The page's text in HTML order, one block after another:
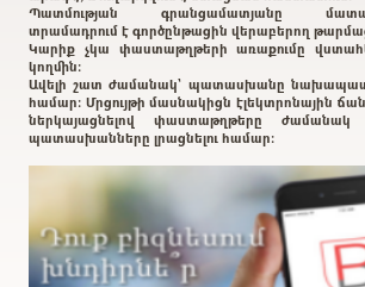
Պատմության գրանցամատյանը
տրամադրում է գործընթացին վերաբերող
Կարիք չկա փաստաթղթերի առաքումը
կողմին:
Ավելի շատ ժամանակ` պատասխանը
համար: Մրցույթի մասնակիցն էլեկտրոնային
ներկայացնելով փաստաթղթերը ժամանակ
պատասխանները լրացնելու համար: